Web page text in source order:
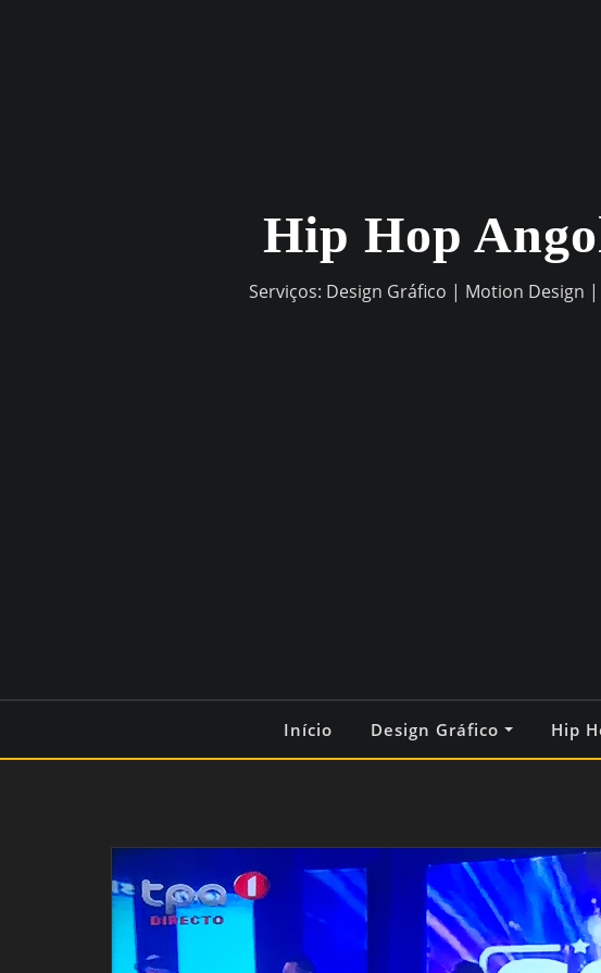
Hip Hop
Serviços: Design Gráfico | Motion Design
Início Design Gráfico Hip